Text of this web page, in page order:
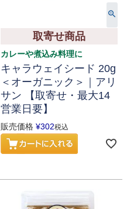
取寄せ商品
カレーや煮込み料理に
キャラウェイシード 20g
＜オーガニック＞｜アリ
サン 【取寄せ・最大14
営業日要】
販売価格 ¥302税込